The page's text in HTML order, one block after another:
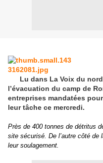
Lu dans La Voix du nord
l’évacuation du camp de
entreprises mandatées
leur tâche ce mercredi.
Près de 400 tonnes de détritus
site sécurisé. De l’autre côté de
leur soulagement.